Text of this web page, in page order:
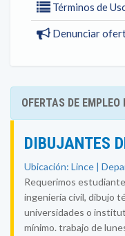
Términos de
Denunciar
OFERTAS DE
DIBUJANTES
Ubicación: Lince |
Requerimos
ingeniería civil, dibujo
universidades o
mínimo. trabajo de